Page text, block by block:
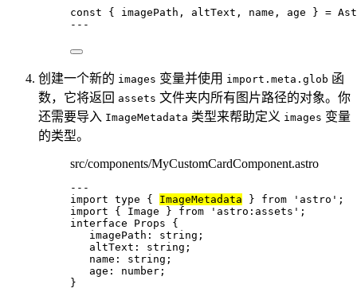
const { imagePath , altText , name , age } =
---
创建一个新的 images 变量并使用 import.meta.glob 函
数，它将返回 assets 文件夹内所有图片路径的对象。你
还需要导入 ImageMetadata 类型来帮助定义 images 变量
的类型。
src/components/MyCustomCardComponent.astro
---
import type { ImageMetadata } from ' astro ' ;
import { Image } from ' astro:assets ' ;
interface Props {
imagePath : string ;
altText : string ;
name : string ;
age : number ;
}